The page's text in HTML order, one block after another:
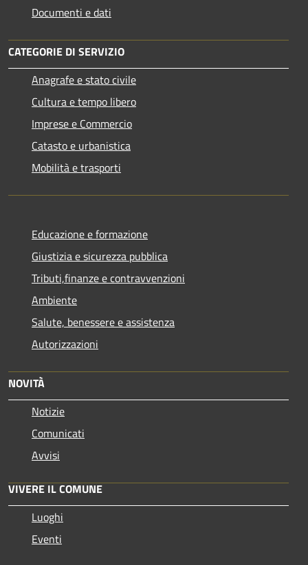
Documenti e dati
CATEGORIE DI SERVIZIO
Anagrafe e stato civile
Cultura e tempo libero
Imprese e Commercio
Catasto e urbanistica
Mobilità e trasporti
Educazione e formazione
Giustizia e sicurezza pubblica
Tributi,finanze e contravvenzioni
Ambiente
Salute, benessere e assistenza
Autorizzazioni
NOVITÀ
Notizie
Comunicati
Avvisi
VIVERE IL COMUNE
Luoghi
Eventi